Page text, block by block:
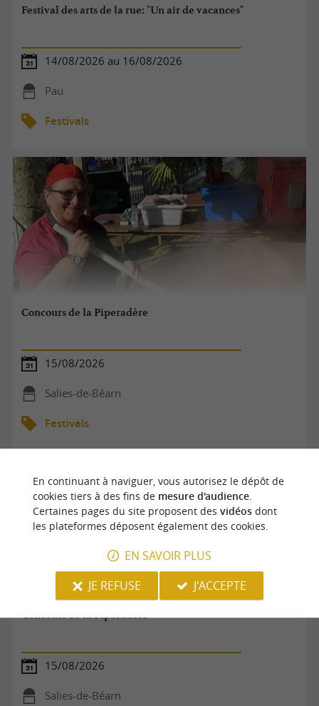
Festival des arts de la rue: "Un air de vacances"
14/08/2026 au 16/08/2026
Pau
Festivals
Concours de la Piperadère
15/08/2026
Salies-de-Béarn
Festivals
Concours de la Piperadère
15/08/2026
Salies-de-Béarn
En continuant à naviguer, vous autorisez le dépôt de
cookies tiers à des fins de mesure d'audience.
Certaines pages du site proposent des vidéosdont
les plateformes déposent également des cookies.
EN SAVOIR PLUS
JE REFUSE
J'ACCEPTE